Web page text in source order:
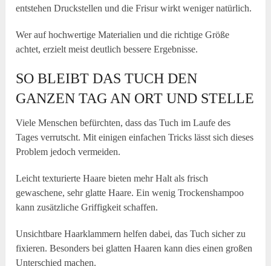
entstehen Druckstellen und die Frisur wirkt weniger natürlich.
Wer auf hochwertige Materialien und die richtige Größe
achtet, erzielt meist deutlich bessere Ergebnisse.
SO BLEIBT DAS TUCH DEN
GANZEN TAG AN ORT UND STELLE
Viele Menschen befürchten, dass das Tuch im Laufe des
Tages verrutscht. Mit einigen einfachen Tricks lässt sich dieses
Problem jedoch vermeiden.
Leicht texturierte Haare bieten mehr Halt als frisch
gewaschene, sehr glatte Haare. Ein wenig Trockenshampoo
kann zusätzliche Griffigkeit schaffen.
Unsichtbare Haarklammern helfen dabei, das Tuch sicher zu
fixieren. Besonders bei glatten Haaren kann dies einen großen
Unterschied machen.